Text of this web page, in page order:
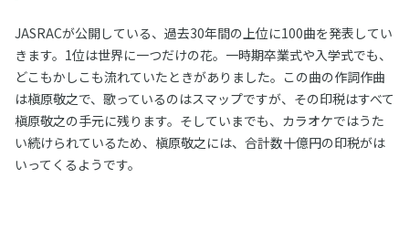
JASRACが公開している、過去30年間の上位に100曲を発表してい
きます。1位は世界に一つだけの花。一時期卒業式や入学式でも、
どこもかしこも流れていたときがありました。この曲の作詞作曲
は槇原敬之で、歌っているのはスマップですが、その印税はすべて
槇原敬之の手元に残ります。そしていまでも、カラオケではうた
い続けられているため、槇原敬之には、合計数十億円の印税がは
いってくるようです。